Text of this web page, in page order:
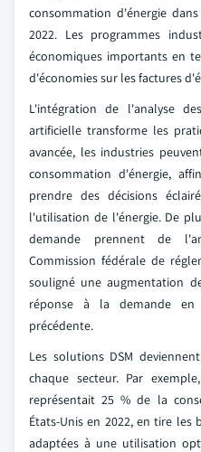
consommation d'énergie
2022. Les programmes
économiques importants en
d'économies sur les factures
L'intégration de l'analyse
artificielle transforme les
avancée, les industries
consommation d'énergie,
prendre des décisions
l'utilisation de l'énergie. De
demande prennent de
Commission fédérale de
souligné une augmentation
réponse à la demande
précédente.
Les solutions DSM
chaque secteur. Par
représentait 25 % de la
États-Unis en 2022, en tire les
adaptées à une utilisation